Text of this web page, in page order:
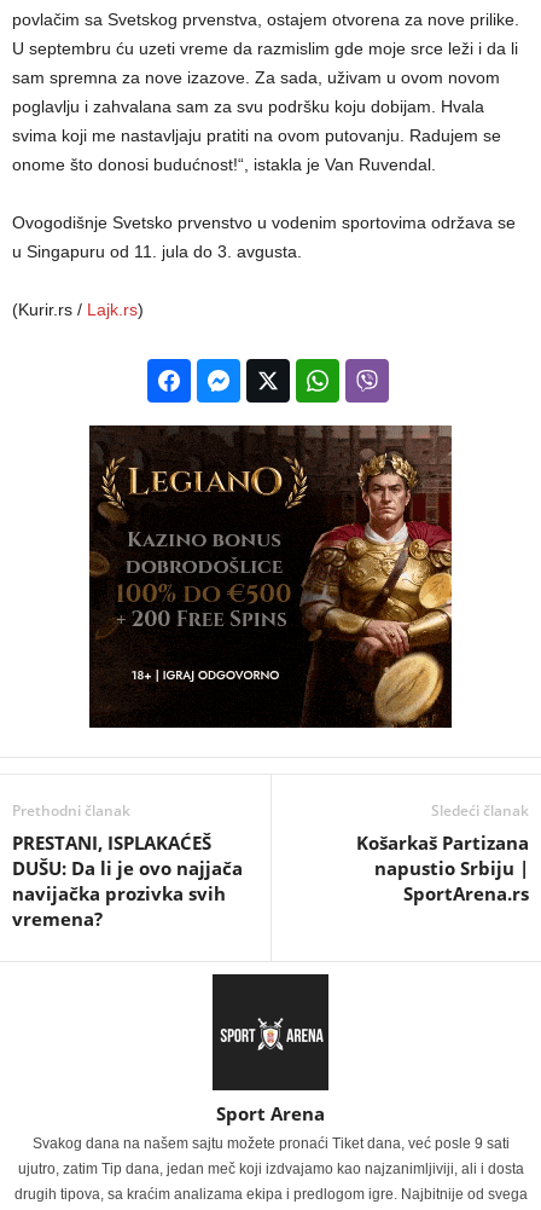
povlačim sa Svetskog prvenstva, ostajem otvorena za nove prilike.
U septembru ću uzeti vreme da razmislim gde moje srce leži i da li
sam spremna za nove izazove. Za sada, uživam u ovom novom
poglavlju i zahvalana sam za svu podršku koju dobijam. Hvala
svima koji me nastavljaju pratiti na ovom putovanju. Radujem se
onome što donosi budućnost!“, istakla je Van Ruvendal.
Ovogodišnje Svetsko prvenstvo u vodenim sportovima održava se
u Singapuru od 11. jula do 3. avgusta.
(Kurir.rs / Lajk.rs)
Prethodni članak
PRESTANI, ISPLAKAĆEŠ
DUŠU: Da li je ovo najjača
navijačka prozivka svih
vremena?
Sledeći članak
Košarkaš Partizana
napustio Srbiju |
SportArena.rs
Sport Arena
Svakog dana na našem sajtu možete pronaći Tiket dana, već posle 9 sati
ujutro, zatim Tip dana, jedan meč koji izdvajamo kao najzanimljiviji, ali i dosta
drugih tipova, sa kraćim analizama ekipa i predlogom igre. Najbitnije od svega